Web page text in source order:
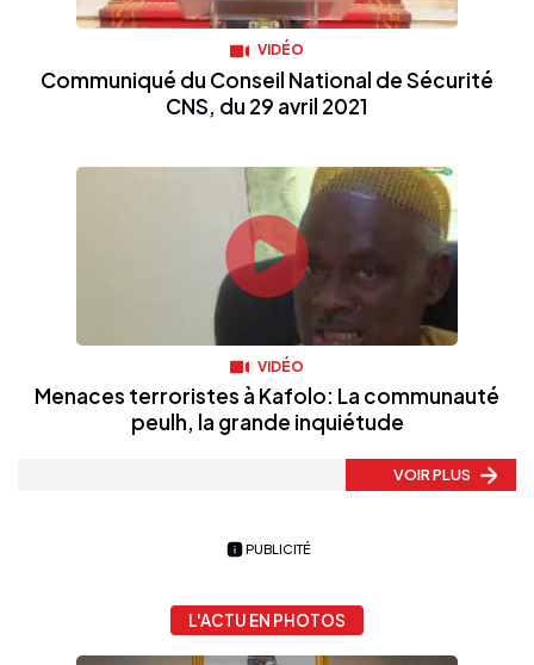
VIDÉO
Communiqué du Conseil National de Sécurité
CNS, du 29 avril 2021
VIDÉO
Menaces terroristes à Kafolo: La communauté
peulh, la grande inquiétude
VOIR PLUS
PUBLICITÉ
L'ACTU EN PHOTOS